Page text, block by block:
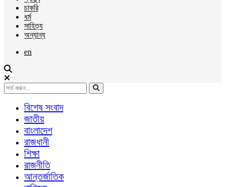
চাকরি
ধর্ম
সাহিত্য
অন্যান্য
en
বিশেষ সংবাদ
জাতীয়
বাংলাদেশ
রাজধানী
শিক্ষা
রাজনীতি
আন্তর্জাতিক